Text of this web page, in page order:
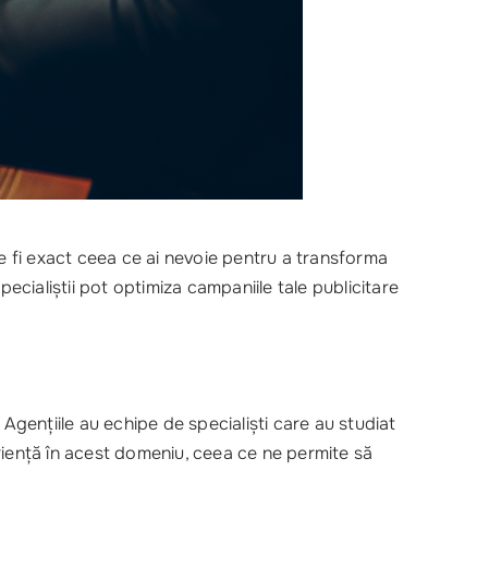
fi exact ceea ce ai nevoie pentru a transforma
pot optimiza campaniile tale publicitare
au echipe de specialiști care au studiat
în acest domeniu, ceea ce ne permite să